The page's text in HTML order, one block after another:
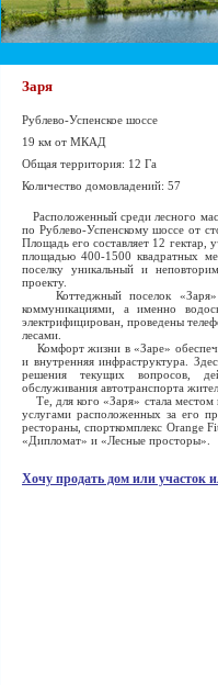
Заря
Рублево-Успенское шоссе
19 км от МКАД
Общая территория: 12 Га
Количество домовладений: 57
Расположенный среди лесного
по Рублево-Успенскому шоссе от
Площадь его составляет 12 гектар,
площадью 400-1500 квадратных
поселку уникальный и
проекту.
Коттеджный поселок «Заря»
коммуникациями, а именно
электрифицирован, проведены
лесами.
Комфорт жизни в «Заре»
и внутренняя инфраструктура.
решения текущих вопросов,
обслуживания автотранспорта
Те, для кого «Заря» стала местом
услугами расположенных за его
рестораны, спорткомплекс Orange
«Дипломат» и «Лесные просторы».
Хочу продать дом или участок